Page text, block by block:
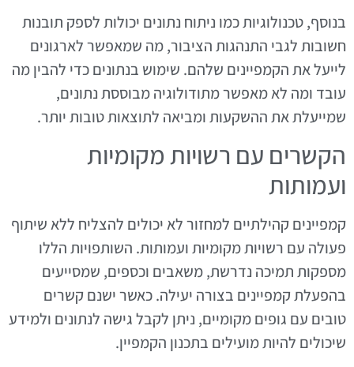
בנוסף, טכנולוגיות כמו ניתוח נתונים יכולות לספק תובנות
חשובות לגבי התנהגות הציבור, מה שמאפשר לארגונים
לייעל את הקמפיינים שלהם. שימוש בנתונים כדי להבין מה
עובד ומה לא מאפשר מתודולוגיה מבוססת נתונים,
שמייעלת את ההשקעות ומביאה לתוצאות טובות יותר.
הקשרים עם רשויות מקומיות
ועמותות
קמפיינים קהילתיים למחזור לא יכולים להצליח ללא שיתוף
פעולה עם רשויות מקומיות ועמותות. השותפויות הללו
מספקות תמיכה נדרשת, משאבים וכספים, שמסייעים
בהפעלת קמפיינים בצורה יעילה. כאשר ישנם קשרים
טובים עם גופים מקומיים, ניתן לקבל גישה לנתונים ולמידע
שיכולים להיות מועילים בתכנון הקמפיין.